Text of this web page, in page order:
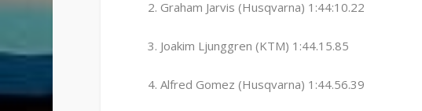
2. Graham Jarvis (Husqvarna) 1:44:10.22
3. Joakim Ljunggren (KTM) 1:44.15.85
4. Alfred Gomez (Husqvarna) 1:44.56.39